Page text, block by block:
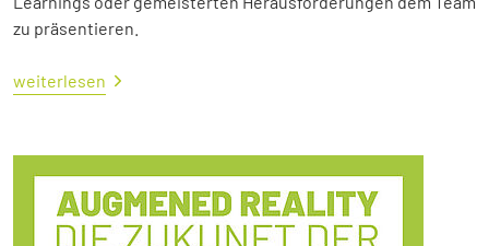
zu präsentieren.
weiterlesen